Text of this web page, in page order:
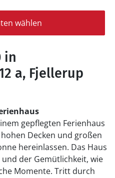
wählen
in
a, Fjellerup
gepflegten Ferienhaus
Decken und großen
hereinlassen. Das Haus
der Gemütlichkeit, wie
Momente. Tritt durch